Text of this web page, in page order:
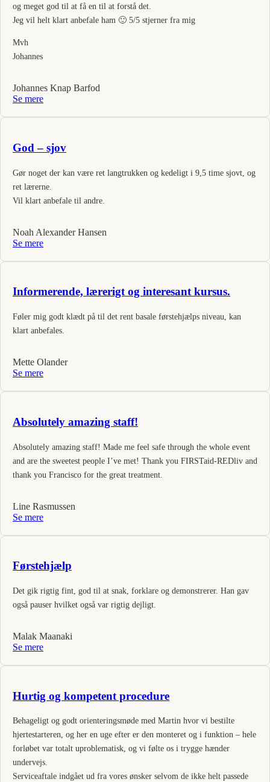
og meget god til at få en til at forstå det.
Jeg vil helt klart anbefale ham 🙂 5/5 stjerner fra mig
Mvh
Johannes
Johannes Knap Barfod
Se mere
God – sjov
Gør noget der kan være ret langtrukken og kedeligt i 9,5 time sjovt, og
ret lærerne.
Vil klart anbefale til andre.
Noah Alexander Hansen
Se mere
Informerende, lærerigt og interesant kursus.
Føler mig godt klædt på til det rent basale førstehjælps niveau, kan
klart anbefales.
Mette Olander
Se mere
Absolutely amazing staff!
Absolutely amazing staff! Made me feel safe through the whole event
and are the sweetest people I’ve met! Thank you FIRSTaid-REDliv and
thank you Francisco for the great treatment.
Line Rasmussen
Se mere
Førstehjælp
Det gik rigtig fint, god til at snak, forklare og demonstrerer. Han gav
også pauser hvilket også var rigtig dejligt.
Malak Maanaki
Se mere
Hurtig og kompetent procedure
Behageligt og godt orienteringsmøde med Martin hvor vi bestilte
hjertestarteren, og her en uge efter er den monteret og i funktion – hele
forløbet var totalt uproblematisk, og vi følte os i trygge hænder
undervejs.
Serviceaftale indgået ud fra vores ønsker selvom de ikke helt passede